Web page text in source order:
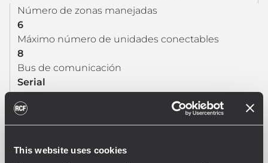
This website uses cookies
Número de zonas manejadas
6
Máximo número de unidades conectables
8
Bus de comunicación
Serial
FTP CAT 5